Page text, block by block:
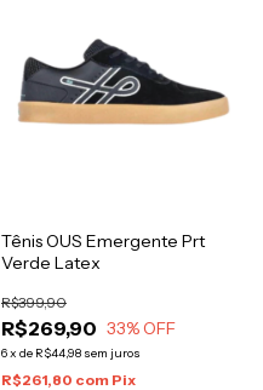
Tênis OUS Emergente Prt
Verde Latex
R$269,90
R$399,90
33% OFF
6x de R$44,98 sem juros
R$261,80 com Pix